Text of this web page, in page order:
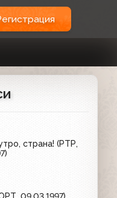
страна! (РТР,
09.03.1997)